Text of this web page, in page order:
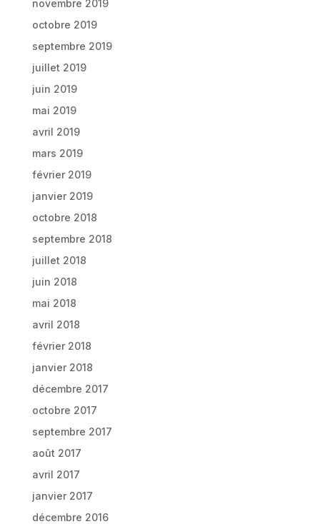
novembre 2019
octobre 2019
septembre 2019
juillet 2019
juin 2019
mai 2019
avril 2019
mars 2019
février 2019
janvier 2019
octobre 2018
septembre 2018
juillet 2018
juin 2018
mai 2018
avril 2018
février 2018
janvier 2018
décembre 2017
octobre 2017
septembre 2017
août 2017
avril 2017
janvier 2017
décembre 2016